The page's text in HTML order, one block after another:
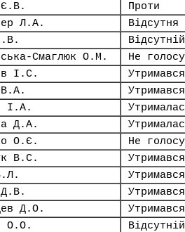
Є.В.
Проти
Л.А.
Відсутня
Відсутній
Смаглюк О.М.
Не
І.С.
Утримався
В.А.
Утримався
І.А.
Д.А.
О.Є.
Не
В.С.
Утримався
Утримався
Д.В.
Утримався
Д.О.
Утримався
О.О.
Відсутній